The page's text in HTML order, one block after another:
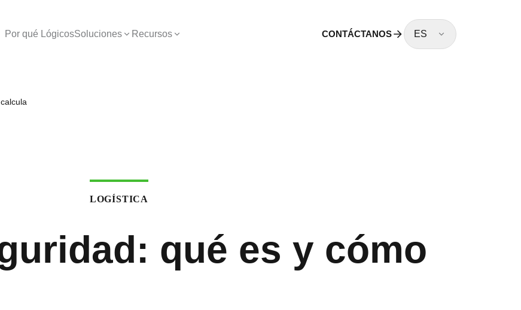
Por qué LógicosSoluciones Recursos CONTÁCTANOS ES
LOGÍSTICA
qué es y cómo